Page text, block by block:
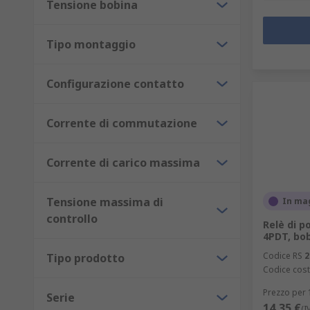
Tensione bobina
Tipo montaggio
Configurazione contatto
Corrente di commutazione
Corrente di carico massima
Tensione massima di
controllo
Tipo prodotto
Serie
In
Relè di
4PDT,
Codice RS
Codice
Prezzo per